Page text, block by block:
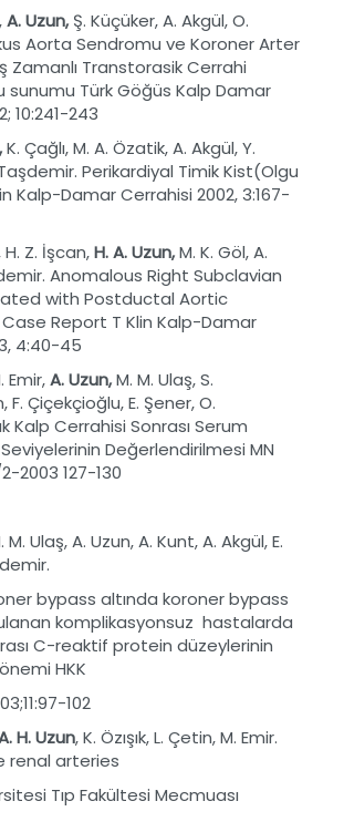
A. Uzun,Ş. Küçüker, A. Akgül, O.
Aorta Sendromu ve Koroner Arter
Zamanlı Transtorasik Cerrahi
sunumu Türk Göğüs Kalp Damar
10:241-243
K. Çağlı, M. A. Özatik, A. Akgül, Y.
Perikardiyal Timik Kist(Olgu
Kalp-Damar Cerrahisi 2002, 3:167-
H. Z. İşcan,H. A. Uzun,M. K. Göl, A.
Anomalous Right Subclavian
with Postductal Aortic
Report T Klin Kalp-Damar
4:40-45
Emir,A. Uzun,M. M. Ulaş, S.
Çiçekçioğlu, E. Şener, O.
Kalp Cerrahisi Sonrası Serum
Değerlendirilmesi MN
2003 127-130
M. Ulaş, A. Uzun, A. Kunt, A. Akgül, E.
bypass altında koroner bypass
komplikasyonsuz hastalarda
C-reaktif protein düzeylerinin
HKK
102
H. Uzun, K. Özışık, L. Çetin, M. Emir.
renal arteries
Tıp Fakültesi Mecmuası